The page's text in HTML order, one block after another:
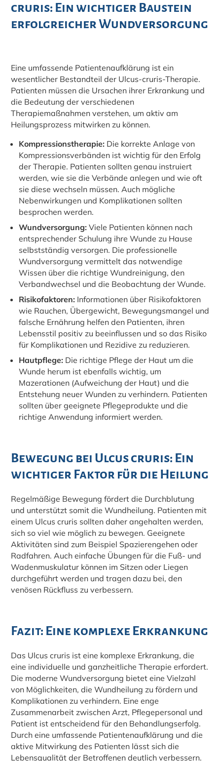
cruris: Ein wichtiger Baustein
erfolgreicher Wundversorgung
Eine umfassende Patientenaufklärung ist ein
wesentlicher Bestandteil der Ulcus-cruris-Therapie.
Patienten müssen die Ursachen ihrer Erkrankung und
die Bedeutung der verschiedenen
Therapiemaßnahmen verstehen, um aktiv am
Heilungsprozess mitwirken zu können.
Kompressionstherapie: Die korrekte Anlage von
Kompressionsverbänden ist wichtig für den Erfolg
der Therapie. Patienten sollten genau instruiert
werden, wie sie die Verbände anlegen und wie oft
sie diese wechseln müssen. Auch mögliche
Nebenwirkungen und Komplikationen sollten
besprochen werden.
Wundversorgung: Viele Patienten können nach
entsprechender Schulung ihre Wunde zu Hause
selbstständig versorgen. Die professionelle
Wundversorgung vermittelt das notwendige
Wissen über die richtige Wundreinigung, den
Verbandwechsel und die Beobachtung der Wunde.
Risikofaktoren: Informationen über Risikofaktoren
wie Rauchen, Übergewicht, Bewegungsmangel und
falsche Ernährung helfen den Patienten, ihren
Lebensstil positiv zu beeinflussen und so das Risiko
für Komplikationen und Rezidive zu reduzieren.
Hautpflege: Die richtige Pflege der Haut um die
Wunde herum ist ebenfalls wichtig, um
Mazerationen (Aufweichung der Haut) und die
Entstehung neuer Wunden zu verhindern. Patienten
sollten über geeignete Pflegeprodukte und die
richtige Anwendung informiert werden.
Bewegung bei Ulcus cruris: Ein
wichtiger Faktor für die Heilung
Regelmäßige Bewegung fördert die Durchblutung
und unterstützt somit die Wundheilung. Patienten mit
einem Ulcus cruris sollten daher angehalten werden,
sich so viel wie möglich zu bewegen. Geeignete
Aktivitäten sind zum Beispiel Spazierengehen oder
Radfahren. Auch einfache Übungen für die Fuß- und
Wadenmuskulatur können im Sitzen oder Liegen
durchgeführt werden und tragen dazu bei, den
venösen Rückfluss zu verbessern.
Fazit: Eine komplexe Erkrankung
Das Ulcus cruris ist eine komplexe Erkrankung, die
eine individuelle und ganzheitliche Therapie erfordert.
Die moderne Wundversorgung bietet eine Vielzahl
von Möglichkeiten, die Wundheilung zu fördern und
Komplikationen zu verhindern. Eine enge
Zusammenarbeit zwischen Arzt, Pflegepersonal und
Patient ist entscheidend für den Behandlungserfolg.
Durch eine umfassende Patientenaufklärung und die
aktive Mitwirkung des Patienten lässt sich die
Lebensqualität der Betroffenen deutlich verbessern.